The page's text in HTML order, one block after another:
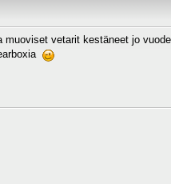
vetarit kestäneet jo